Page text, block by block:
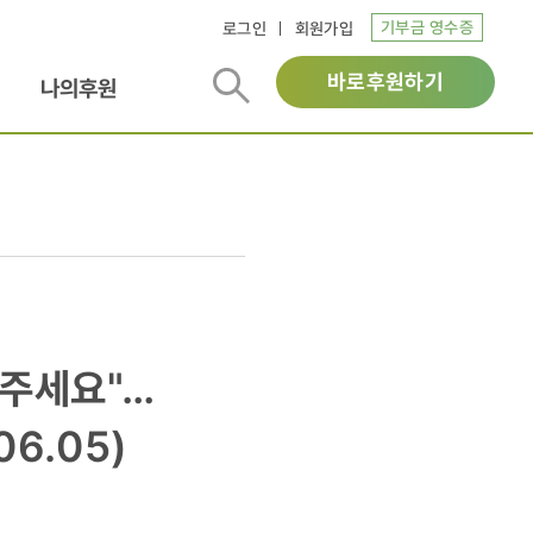
로그인 회원가입 기부금 영수증
나의후원 바로후원하기
세요"…